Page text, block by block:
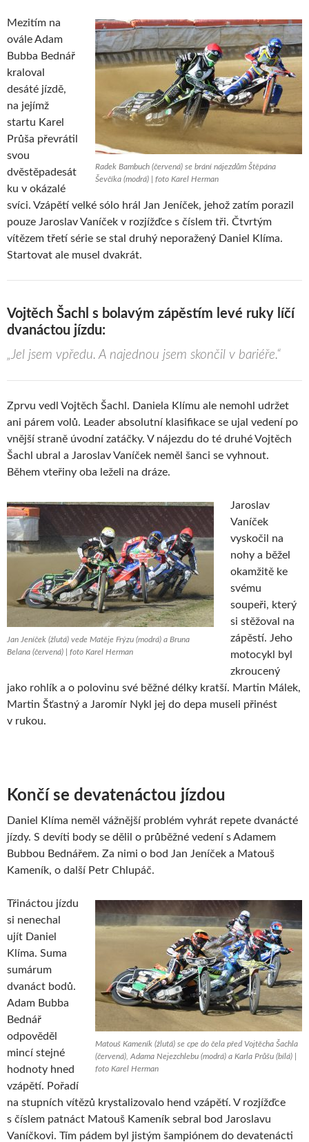
Radek Bambuch (červená) se brání nájezdům Štěpána
Ševčíka (modrá) | foto Karel Herman
Mezitím na
ovále Adam
Bubba Bednář
kraloval
desáté jízdě,
na jejímž
startu Karel
Průša převrátil
svou
dvěstěpadesát
ku v okázalé
svíci. Vzápětí velké sólo hrál Jan Jeníček, jehož zatím porazil
pouze Jaroslav Vaníček v rozjížďce s číslem tři. Čtvrtým
vítězem třetí série se stal druhý neporažený Daniel Klíma.
Startovat ale musel dvakrát.
Vojtěch Šachl s bolavým zápěstím levé ruky líčí
dvanáctou jízdu:
„Jel jsem vpředu. A najednou jsem skončil v bariéře.“
Zprvu vedl Vojtěch Šachl. Daniela Klímu ale nemohl udržet
ani párem volů. Leader absolutní klasifikace se ujal vedení po
vnější straně úvodní zatáčky. V nájezdu do té druhé Vojtěch
Šachl ubral a Jaroslav Vaníček neměl šanci se vyhnout.
Během vteřiny oba leželi na dráze.
Jan Jeníček (žlutá) vede Matěje Frýzu (modrá) a Bruna
Belana (červená) | foto Karel Herman
Jaroslav
Vaníček
vyskočil na
nohy a běžel
okamžitě ke
svému
soupeři, který
si stěžoval na
zápěstí. Jeho
motocykl byl
zkroucený
jako rohlík a o polovinu své běžné délky kratší. Martin Málek,
Martin Šťastný a Jaromír Nykl jej do depa museli přinést
v rukou.
Končí se devatenáctou jízdou
Daniel Klíma neměl vážnější problém vyhrát repete dvanácté
jízdy. S devíti body se dělil o průběžné vedení s Adamem
Bubbou Bednářem. Za nimi o bod Jan Jeníček a Matouš
Kameník, o další Petr Chlupáč.
Matouš Kameník (žlutá) se cpe do čela před Vojtěcha Šachla
(červená), Adama Nejezchlebu (modrá) a Karla Průšu (bílá) |
foto Karel Herman
Třináctou jízdu
si nenechal
ujít Daniel
Klíma. Suma
sumárum
dvanáct bodů.
Adam Bubba
Bednář
odpověděl
mincí stejné
hodnoty hned
vzápětí. Pořadí
na stupních vítězů krystalizovalo hend vzápětí. V rozjížďce
s číslem patnáct Matouš Kameník sebral bod Jaroslavu
Vaníčkovi. Tím pádem byl jistým šampiónem do devatenácti